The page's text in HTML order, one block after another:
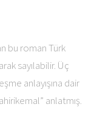
bu roman Türk
sayılabilir. Üç
anlayışına dair
anlatmış.